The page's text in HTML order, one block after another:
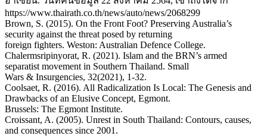
https://www.thairath.co.th/news/auto/news/2068299
Brown, S. (2015). On the Front Foot? Preserving Australia’s
security against the threat posed by returning
foreign fighters. Weston: Australian Defence College.
Chalermsripinyorat, R. (2021). Islam and the BRN’s armed
separatist movement in Southern Thailand. Small
Wars & Insurgencies, 32(2021), 1-32.
Coolsaet, R. (2016). All Radicalization Is Local: The Genesis and
Drawbacks of an Elusive Concept, Egmont.
Brussels: The Egmont Institute.
Croissant, A. (2005). Unrest in South Thailand: Contours, causes,
and consequences since 2001.